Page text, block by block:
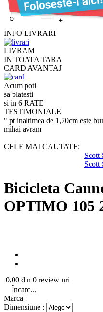
INFO LIVRARI
LIVRAM
IN TOATA TARA
CARD AVANTAJ
Acum poti
sa platesti
si in 6 RATE
TESTIMONIALE
" pt inaltimea de 1,70cm este
mihai avram
CELE MAI CAUTATE:
Scott
Scott
Bicicleta
OPTIMO 105
0,00 din 0 review-uri
Încarc...
Marca :
Dimensiune :